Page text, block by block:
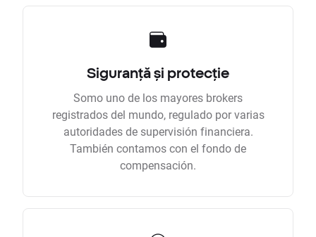
Siguranță și protecție
Somo uno de los mayores brokers
registrados del mundo, regulado por varias
autoridades de supervisión financiera.
También contamos con el fondo de
compensación.